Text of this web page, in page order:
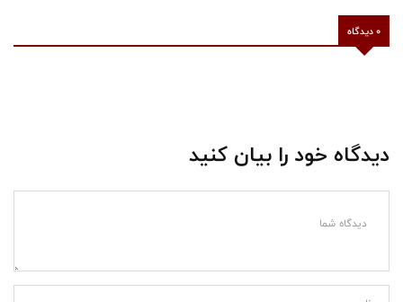
0 دیدگاه
دیدگاه خود را بیان کنید